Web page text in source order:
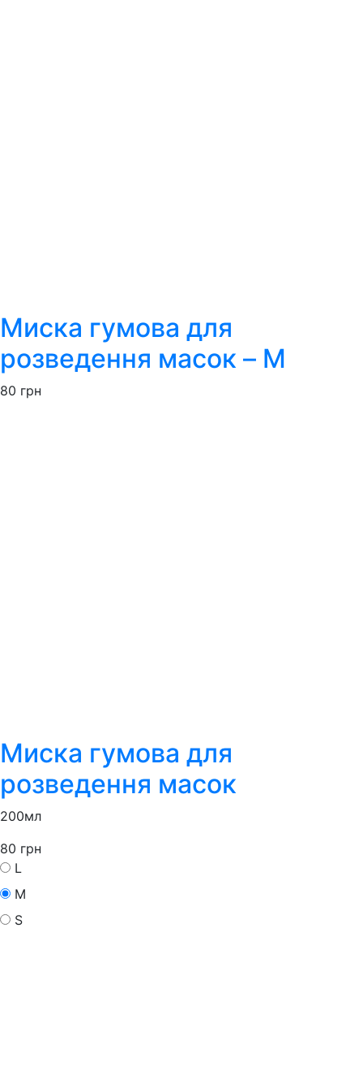
Миска гумова для
розведення масок – M
80 грн
Миска гумова для
розведення масок
200мл
80 грн
L
M
S